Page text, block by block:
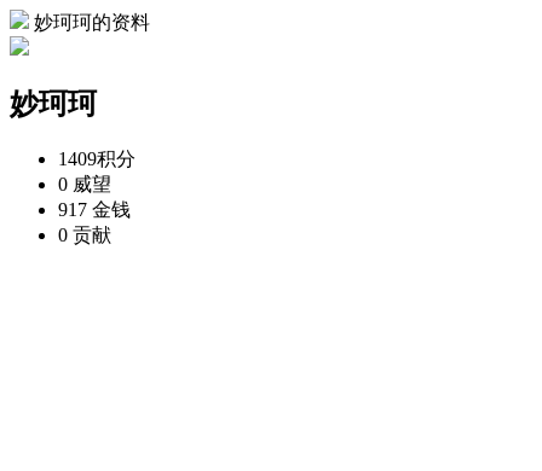
妙珂珂的资料
妙珂珂
1409积分
0 威望
917 金钱
0 贡献